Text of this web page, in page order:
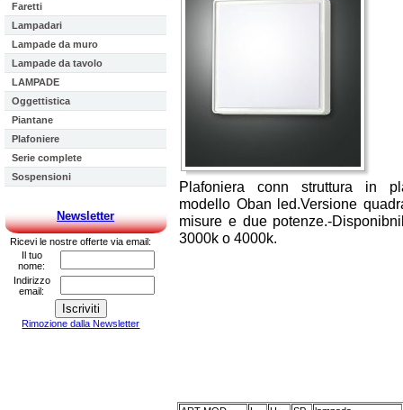
Faretti
Lampadari
Lampade da muro
Lampade da tavolo
LAMPADE
Oggettistica
Piantane
Plafoniere
Serie complete
Sospensioni
Newsletter
Ricevi le nostre offerte via email:
Il tuo
nome:
Indirizzo
email:
Rimozione dalla Newsletter
Plafoniera conn struttura in
modello Oban led.Versione
misure e due potenze.-
3000k o 4000k.